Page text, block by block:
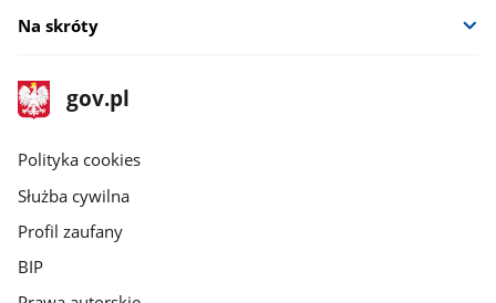
Na skróty
stopka
gov.pl
Strona
gov.pl
gov.pl
Polityka cookies
Służba cywilna
Profil zaufany
BIP